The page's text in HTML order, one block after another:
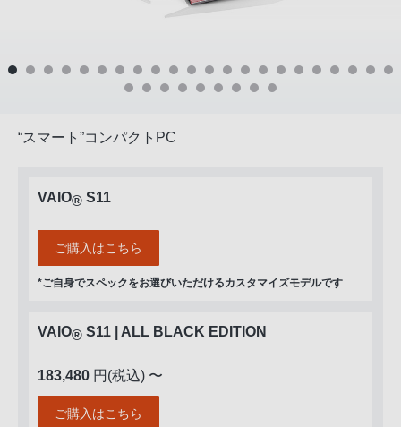
“スマート”コンパクトPC
VAIO® S11
ご購入はこちら
*ご自身でスペックをお選びいただけるカスタマイズモデルです
VAIO® S11 | ALL BLACK EDITION
183,480 円 (税込) 〜
ご購入はこちら